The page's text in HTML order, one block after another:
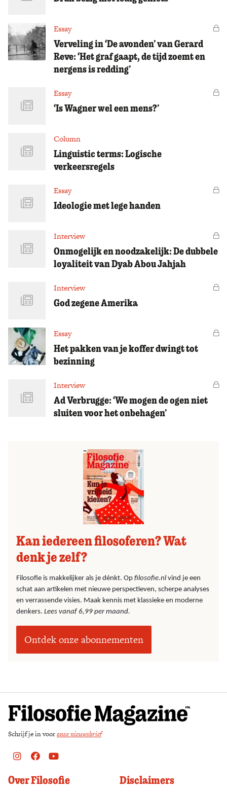
Essay
Verveling in ‘De avonden’ van Gerard
Reve: ‘Het graf gaapt, de tijd zoemt en
nergens is redding’
Essay
‘Is Wagner wel een mens?’
Column
Linguistic terms: Logische
verkeersregels
Essay
Ideologie met lege handen
Interview
Onmogelijk en noodzakelijk: De dubbele
loyaliteit van Dyab Abou Jahjah
Interview
God zegene Amerika
Essay
Het pakken van je koffer dwingt tot
bezinning
Interview
Ad Verbrugge: ‘We mogen de ogen niet
sluiten voor het onbehagen’
Kan iedereen filosoferen? Wat
denk je zelf?
Filosofie is makkelijker als je dénkt. Op filosofie.nl vind je een
schat aan artikelen met nieuwe perspectieven, scherpe analyses
en verrassende visies. Maak kennis met klassieke en moderne
denkers. Lees vanaf 6,99 per maand.
Ontdek onze abonnementen
Schrijf je in vooronze nieuwsbrief
Instagram
FacebookYoutube
Over Filosofie Disclaimers